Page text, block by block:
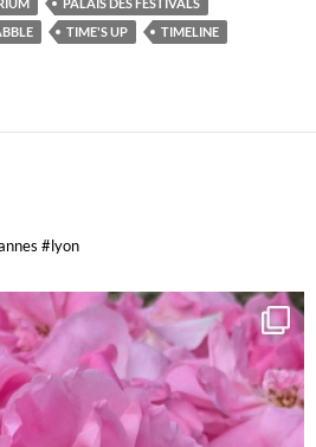
PALAIS DES FESTIVALS
TIME'S UP
TIMELINE
#lyon